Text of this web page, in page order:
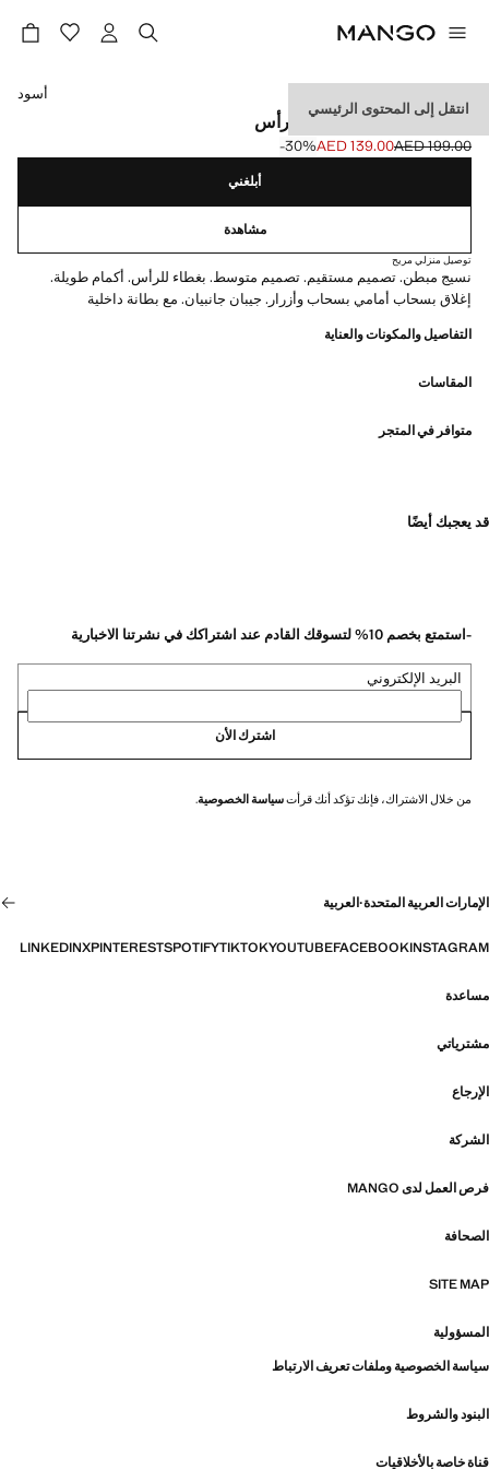
انتقل إلى المحتوى الرئيسي
سترة أنوراك مبطنة بغطاء رأس
السعر الأول محذوف [AED 199.00 ]
AED 199.00
السعر الحالي [AED 139.00 ]AED 139.00
‎-30‎%‎
حدد اللون
أسود
أبلغني
مشاهدة
توصيل منزلي مريح
نسيج مبطن. تصميم مستقيم. تصميم متوسط. بغطاء للرأس. أكمام طويلة.
إغلاق بسحاب أمامي بسحاب وأزرار. جيبان جانبيان. مع بطانة داخلية
التفاصيل والمكونات والعناية
المقاسات
متوافر في المتجر
قد يعجبك أيضًا
-استمتع بخصم 10% لتسوقك القادم عند اشتراكك في نشرتنا الاخبارية
البريد الإلكتروني
اشترك الأن
من خلال الاشتراك، فإنك تؤكد أنك قرأتسياسة الخصوصية.
الإمارات العربية المتحدة·العربية
INSTAGRAM
FACEBOOK
YOUTUBE
TIKTOK
SPOTIFY
PINTEREST
X
LINKEDIN
مساعدة
مشترياتي
الإرجاع
الشركة
فرص العمل لدى MANGO
الصحافة
SITE MAP
المسؤولية
سياسة الخصوصية وملفات تعريف الارتباط
البنود والشروط
قناة خاصة بالأخلاقيات